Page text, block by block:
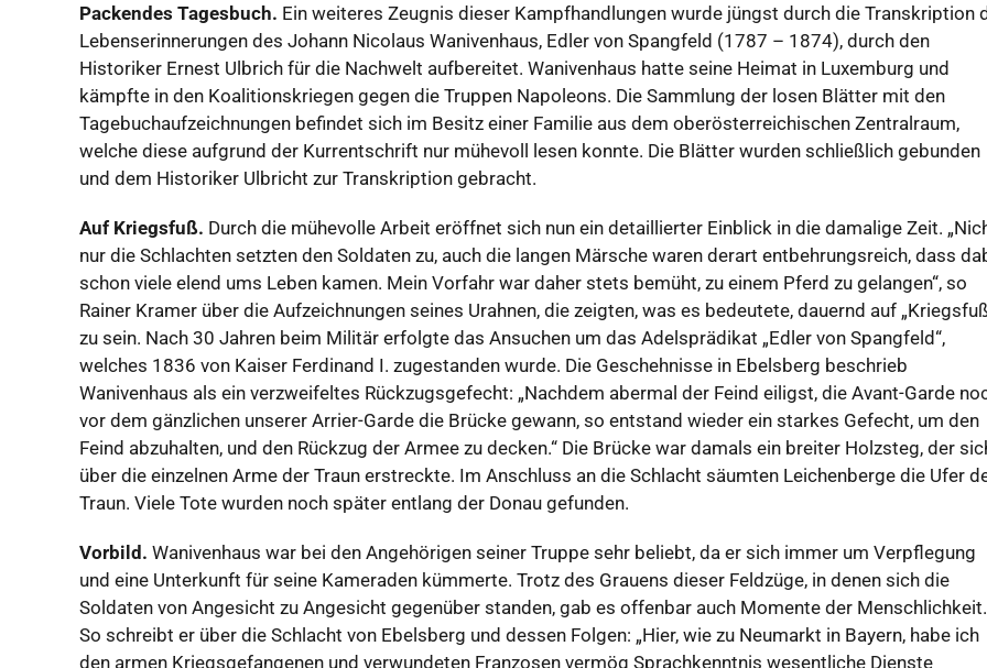
Packendes Tagesbuch. Ein weiteres Zeugnis dieser Kampfhandlungen wurde jüngst durch die Transkription
Lebenserinnerungen des Johann Nicolaus Wanivenhaus, Edler von Spangfeld (1787 – 1874), durch den
Historiker Ernest Ulbrich für die Nachwelt aufbereitet. Wanivenhaus hatte seine Heimat in Luxemburg und
kämpfte in den Koalitionskriegen gegen die Truppen Napoleons. Die Sammlung der losen Blätter mit den
Tagebuchaufzeichnungen befindet sich im Besitz einer Familie aus dem oberösterreichischen Zentralraum,
welche diese aufgrund der Kurrentschrift nur mühevoll lesen konnte. Die Blätter wurden schließlich gebunden
und dem Historiker Ulbricht zur Transkription gebracht.
Auf Kriegsfuß. Durch die mühevolle Arbeit eröffnet sich nun ein detaillierter Einblick in die damalige Zeit.
nur die Schlachten setzten den Soldaten zu, auch die langen Märsche waren derart entbehrungsreich, dass
schon viele elend ums Leben kamen. Mein Vorfahr war daher stets bemüht, zu einem Pferd zu gelangen“, so
Rainer Kramer über die Aufzeichnungen seines Urahnen, die zeigten, was es bedeutete, dauernd auf
zu sein. Nach 30 Jahren beim Militär erfolgte das Ansuchen um das Adelsprädikat „Edler von Spangfeld“,
welches 1836 von Kaiser Ferdinand I. zugestanden wurde. Die Geschehnisse in Ebelsberg beschrieb
Wanivenhaus als ein verzweifeltes Rückzugsgefecht: „Nachdem abermal der Feind eiligst, die Avant-Garde
vor dem gänzlichen unserer Arrier-Garde die Brücke gewann, so entstand wieder ein starkes Gefecht, um den
Feind abzuhalten, und den Rückzug der Armee zu decken.“ Die Brücke war damals ein breiter Holzsteg, der
über die einzelnen Arme der Traun erstreckte. Im Anschluss an die Schlacht säumten Leichenberge die Ufer
Traun. Viele Tote wurden noch später entlang der Donau gefunden.
Vorbild. Wanivenhaus war bei den Angehörigen seiner Truppe sehr beliebt, da er sich immer um Verpflegung
und eine Unterkunft für seine Kameraden kümmerte. Trotz des Grauens dieser Feldzüge, in denen sich die
Soldaten von Angesicht zu Angesicht gegenüber standen, gab es offenbar auch Momente der Menschlichkeit.
So schreibt er über die Schlacht von Ebelsberg und dessen Folgen: „Hier, wie zu Neumarkt in Bayern, habe ich
den armen Kriegsgefangenen und verwundeten Franzosen vermög Sprachkenntnis wesentliche Dienste